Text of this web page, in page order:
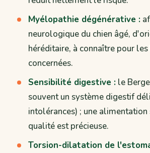
Myélopathie dégénérative :
neurologique du chien âgé,
héréditaire, à connaître pour
concernées.
Sensibilité digestive : le
souvent un système digestif
intolérances) ; une
qualité est précieuse.
Torsion-dilatation de